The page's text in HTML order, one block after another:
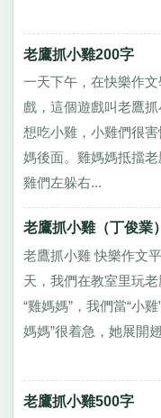
老鷹抓小雞200字
一天下午，在快樂作
戲，這個遊戲叫老鷹
想吃小雞，小雞們很
媽後面。雞媽媽抵擋
雞們左躲右...
老鷹抓小雞（丁俊業
老鷹抓小雞 快樂作文
天，我們在教室里玩
“雞媽媽”，我們當“小
媽媽”很着急，她展開
老鷹抓小雞500字